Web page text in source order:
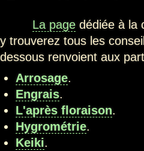
La page dédiée à la
y trouverez tous les
dessous renvoient aux
Arrosage.
Engrais.
L'après floraison.
Hygrométrie.
Keiki.